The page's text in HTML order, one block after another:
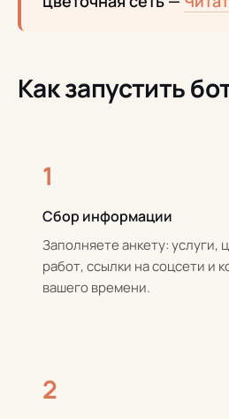
Как запустить
1
Сбор информации
Заполняете анкету: услуги,
работ, ссылки на соцсети и
вашего времени.
2